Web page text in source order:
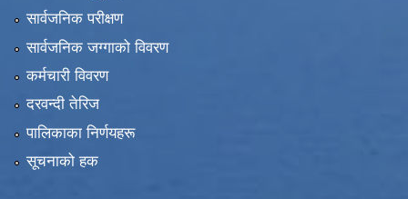
सार्वजनिक परीक्षण
सार्वजनिक जग्गाको विवरण
कर्मचारी विवरण
दरवन्दी तेरिज
पालिकाका निर्णयहरू
सूचनाको हक